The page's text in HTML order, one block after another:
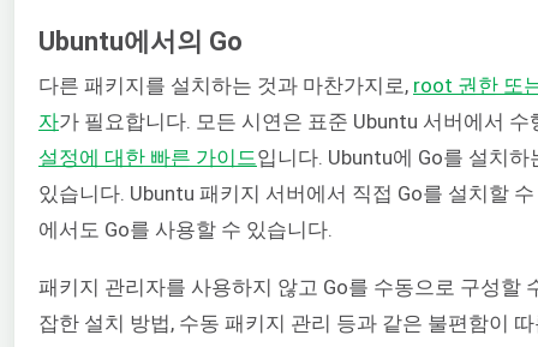
Ubuntu에서의 Go
다른 패키지를 설치하는 것과 마찬가지로, root 권한 또
자가 필요합니다. 모든 시연은 표준 Ubuntu 서버에서
설정에 대한 빠른 가이드입니다. Ubuntu에 Go를 설치
있습니다. Ubuntu 패키지 서버에서 직접 Go를 설치할
에서도 Go를 사용할 수 있습니다.
패키지 관리자를 사용하지 않고 Go를 수동으로 구성할
잡한 설치 방법, 수동 패키지 관리 등과 같은 불편함이